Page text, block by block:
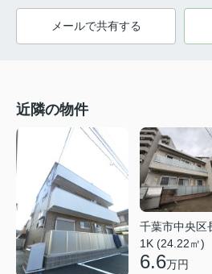
メールで共有する
近隣の物件
千葉市中央区
1K (24.22㎡)
6.6万円